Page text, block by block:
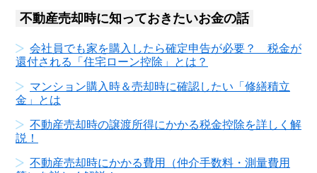
不動産売却時に知っておきたいお金の話
会社員でも家を購入したら確定申告が必要？ 税金が
還付される「住宅ローン控除」とは？
マンション購入時＆売却時に確認したい「修繕積立
金」とは
不動産売却時の譲渡所得にかかる税金控除を詳しく解
説！
不動産売却時にかかる費用（仲介手数料・測量費用